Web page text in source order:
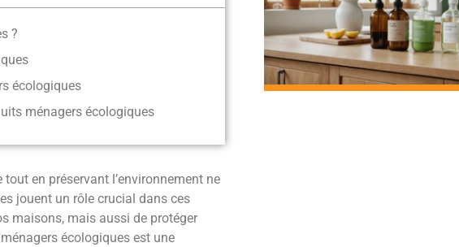
?
écologiques
ménagers écologiques
en préservant l’environnement ne
jouent un rôle crucial dans ces
maisons, mais aussi de protéger
écologiques est une